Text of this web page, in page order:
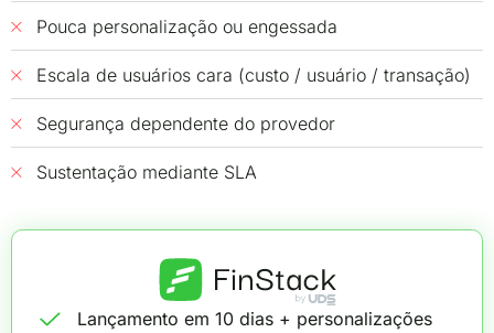
Pouca personalização ou engessada
Escala de usuários cara (custo / usuário / transação)
Segurança dependente do provedor
Sustentação mediante SLA
Lançamento em 10 dias + personalizações